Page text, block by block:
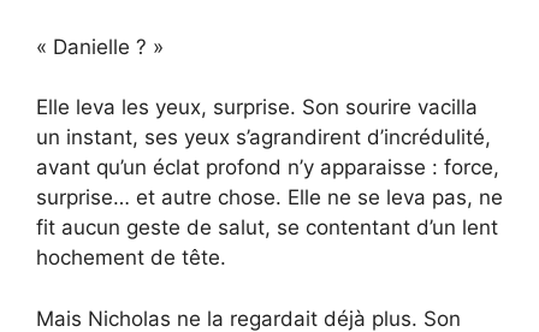
« Danielle ? »
Elle leva les yeux, surprise. Son sourire vacilla
un instant, ses yeux s’agrandirent d’incrédulité,
avant qu’un éclat profond n’y apparaisse : force,
surprise… et autre chose. Elle ne se leva pas, ne
fit aucun geste de salut, se contentant d’un lent
hochement de tête.
Mais Nicholas ne la regardait déjà plus. Son